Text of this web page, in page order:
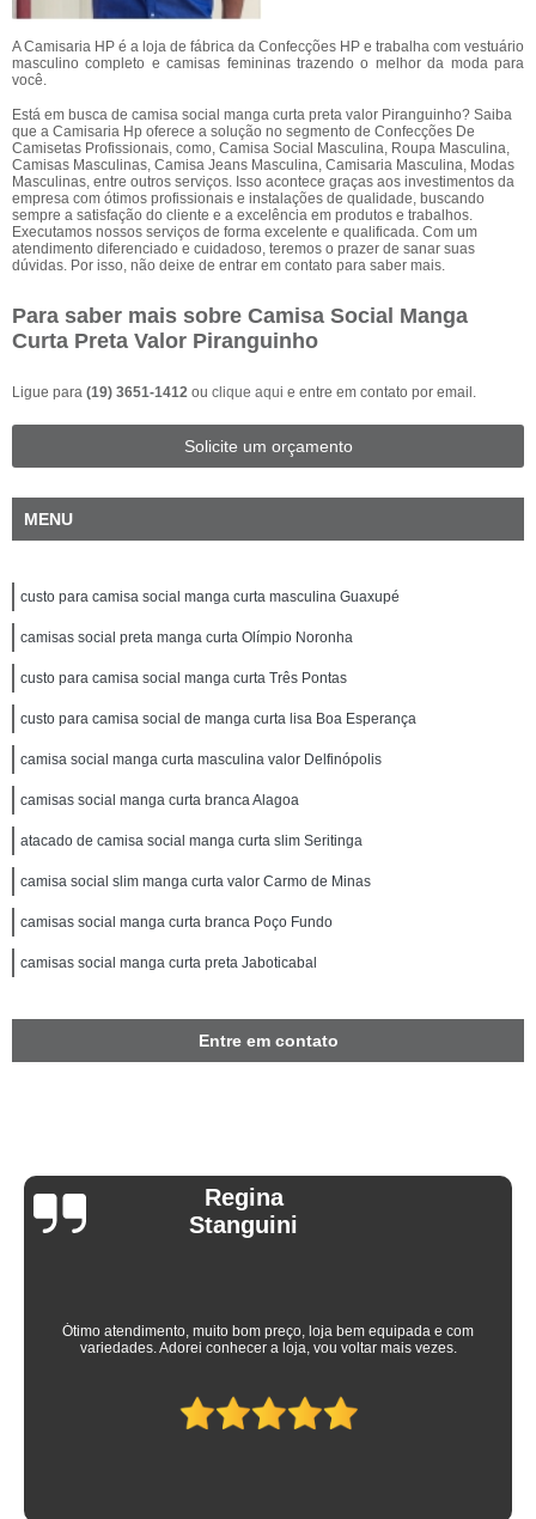
A Camisaria HP é a loja de fábrica da Confecções HP e trabalha com vestuário
masculino completo e camisas femininas trazendo o melhor da moda para
você.
Está em busca de camisa social manga curta preta valor Piranguinho? Saiba
que a Camisaria Hp oferece a solução no segmento de Confecções De
Camisetas Profissionais, como, Camisa Social Masculina, Roupa Masculina,
Camisas Masculinas, Camisa Jeans Masculina, Camisaria Masculina, Modas
Masculinas, entre outros serviços. Isso acontece graças aos investimentos da
empresa com ótimos profissionais e instalações de qualidade, buscando
sempre a satisfação do cliente e a excelência em produtos e trabalhos.
Executamos nossos serviços de forma excelente e qualificada. Com um
atendimento diferenciado e cuidadoso, teremos o prazer de sanar suas
dúvidas. Por isso, não deixe de entrar em contato para saber mais.
Para saber mais sobre Camisa Social Manga
Curta Preta Valor Piranguinho
Ligue para (19) 3651-1412 ou clique aqui e entre em contato por email.
Solicite um orçamento
MENU
custo para camisa social manga curta masculina Guaxupé
camisas social preta manga curta Olímpio Noronha
custo para camisa social manga curta Três Pontas
custo para camisa social de manga curta lisa Boa Esperança
camisa social manga curta masculina valor Delfinópolis
camisas social manga curta branca Alagoa
atacado de camisa social manga curta slim Seritinga
camisa social slim manga curta valor Carmo de Minas
camisas social manga curta branca Poço Fundo
camisas social manga curta preta Jaboticabal
Entre em contato
Regina
Stanguini
Ótimo atendimento, muito bom preço, loja bem equipada e com
variedades. Adorei conhecer a loja, vou voltar mais vezes.